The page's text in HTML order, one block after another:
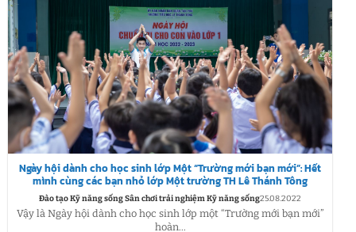
Ngày hội dành cho học sinh lớp Một “Trường mới bạn mới”: Hết
mình cùng các bạn nhỏ lớp Một trường TH Lê Thánh Tông
Đào tạo Kỹ năng sống Sân chơi trải nghiệm Kỹ năng sống25.08.2022
Vậy là Ngày hội dành cho học sinh lớp một “Trường mới bạn mới”
hoàn...